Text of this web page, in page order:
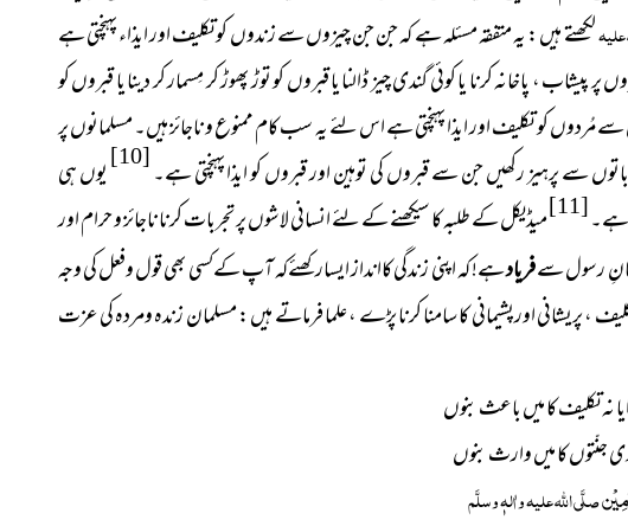
لکھتے ہیں : یہ متفقہ مسئلہ ہے کہ جن جن چیزوں سے زندوں کو تکلیف اور ایذاء پہنچتی ہے
، پاخانہ کرنا یا کوئی گندی چیز ڈالنا یا قبروں کو توڑ پھوڑ کر مِسمار کر دینا یا قبروں کو
سے مُردوں کو تکلیف اور ایذا پہنچتی ہے اس لئے یہ سب کام ممنوع و ناجائز ہیں۔ مسلمانوں پر
سے پرہیز رکھیں جن سے قبروں کی توہین اور قبروں کو ایذا پہنچتی ہے۔ [10]یوں ہی
ہے۔[11]میڈیکل کے طلبہ کا سیکھنے کے لئے انسانی لاشوں پر تجربات کرنا ناجائز و حرام اور
رسول سےفریادہے! کہ اپنی زندگی کاانداز ایسارکھئےکہ آپ کےکسی بھی قول وفعل کی وجہ
، پریشانی اورپشیمانی کا سامنا کرنا پڑے ، علما فرماتے ہیں : مسلمان زندہ ومردہ کی عزت
نہ تکلیف کا میں باعث بنوں
جنّتوں کا میں وارث بنوں
صلَّی اللہ علیہ واٰلہٖ وسلَّم